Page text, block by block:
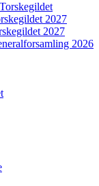
2027
2027
2026